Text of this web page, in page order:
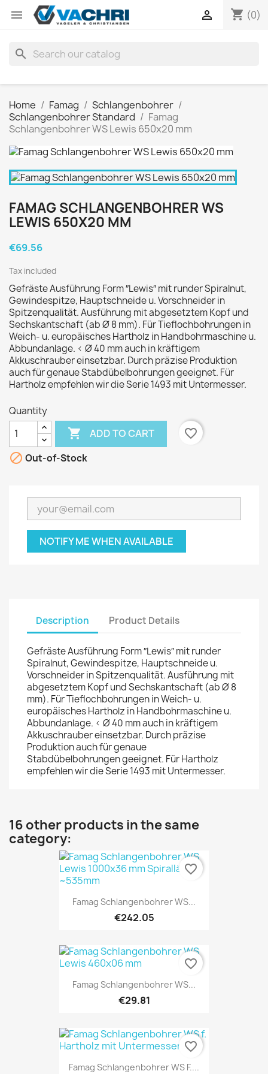
 shopping_cart (0)

search
Home Famag
Schlangenbohrer
Schlangenbohrer Standard
Famag
Schlangenbohrer WS Lewis 650x20 mm
FAMAG SCHLANGENBOHRER WS
LEWIS 650X20 MM
€69.56
Tax included
Gefräste Ausführung Form ″Lewis″ mit runder Spiralnut,
Gewindespitze, Hauptschneide u. Vorschneider in
Spitzenqualität. Ausführung mit abgesetztem Kopf und
Sechskantschaft (ab Ø 8 mm). Für Tieflochbohrungen in
Weich- u. europäisches Hartholz in Handbohrmaschine u.
Abbundanlage. < Ø 40 mm auch in kräftigem
Akkuschrauber einsetzbar. Durch präzise Produktion
auch für genaue Stabdübelbohrungen geeignet. Für
Hartholz empfehlen wir die Serie 1493 mit Untermesser.
Quantity
 ADD TO CART
favorite_border
 Out-of-Stock
NOTIFY ME WHEN AVAILABLE
Description Product Details
Gefräste Ausführung Form ″Lewis″ mit runder
Spiralnut, Gewindespitze, Hauptschneide u.
Vorschneider in Spitzenqualität. Ausführung mit
abgesetztem Kopf und Sechskantschaft (ab Ø 8
mm). Für Tieflochbohrungen in Weich- u.
europäisches Hartholz in Handbohrmaschine u.
Abbundanlage. < Ø 40 mm auch in kräftigem
Akkuschrauber einsetzbar. Durch präzise
Produktion auch für genaue
Stabdübelbohrungen geeignet. Für Hartholz
empfehlen wir die Serie 1493 mit Untermesser.
16 other products in the same
category:
Famag Schlangenbohrer WS...
€242.05
favorite_border
Famag Schlangenbohrer WS...
€29.81
favorite_border
Famag Schlangenbohrer WS F....
favorite_border